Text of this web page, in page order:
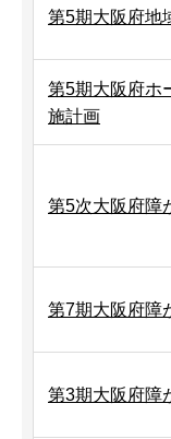
第5期大阪府地
第5期大阪府ホ
施計画
第5次大阪府障
第7期大阪府障
第3期大阪府障